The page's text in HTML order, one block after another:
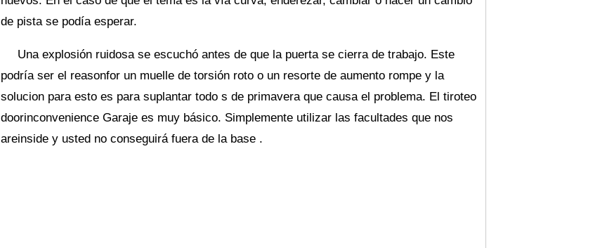
de pista se podía esperar.
Una explosión ruidosa se escuchó antes de que la puerta se cierra de trabajo. Este
podría ser el reasonfor un muelle de torsión roto o un resorte de aumento rompe y la
solucion para esto es para suplantar todo s de primavera que causa el problema. El tiroteo
doorinconvenience Garaje es muy básico. Simplemente utilizar las facultades que nos
areinside y usted no conseguirá fuera de la base .